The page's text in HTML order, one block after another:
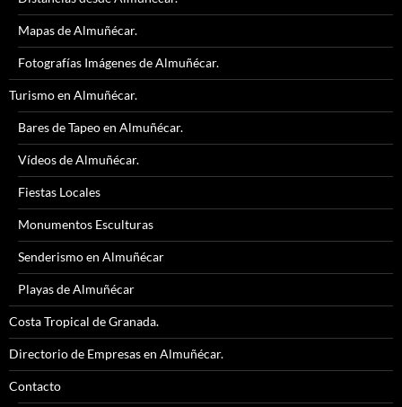
Mapas de Almuñécar.
Fotografías Imágenes de Almuñécar.
Turismo en Almuñécar.
Bares de Tapeo en Almuñécar.
Vídeos de Almuñécar.
Fiestas Locales
Monumentos Esculturas
Senderismo en Almuñécar
Playas de Almuñécar
Costa Tropical de Granada.
Directorio de Empresas en Almuñécar.
Contacto